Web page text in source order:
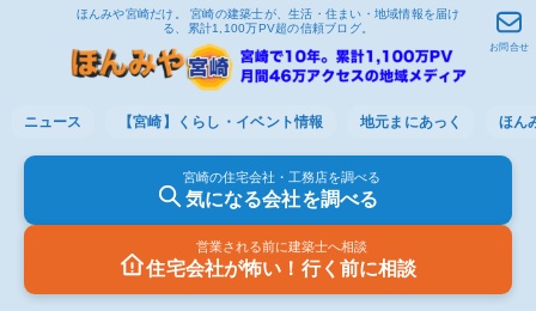
ほんみや宮崎だけ。 宮崎の建築士が、生活・住まい・地域情報を届け
る、累計1,100万PV超の信頼ブログ。
ニュース 【宮崎】くらし・イベント情報 地元まにあっく ほん
宮崎の住宅会社・工務店を調べる
気になる会社を調べる
営業される前に建築士へ相談
住宅会社が怖い！行く前に相談
お問合せ